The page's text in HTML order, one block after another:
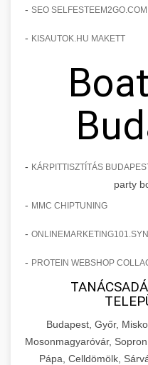
- SEO SELFESTEEM2GO.COM
- KISAUTOK.HU MAKETT
- KÁRPITTISZTÍTÁS
party
- MMC CHIPTUNING
-
- PROTEIN WEBSHOP
Budapest, Győr,
Mosonmagyaróvár,
Pápa, Celldömölk,